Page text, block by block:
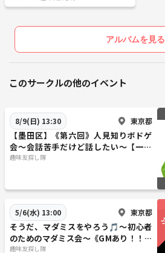
アルバムを見る
このサークルの他のイベント
8/9(日) 13:30 東京都
【墨田区】《第六回》人見知りボドゲ
会～会話苦手だけど話したい～【一人
参加・初心者大歓迎】
趣味友探し隊
5/6(水) 13:00 東京都
そうだ、マダミスをやろう🎵～初心者
のためのマダミス会～《GMあり！！》
【初心者歓迎】【1人参加歓迎】【早割
趣味友探し隊